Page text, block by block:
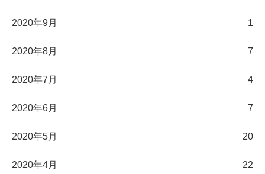
2020年9月 1
2020年8月 7
2020年7月 4
2020年6月 7
2020年5月 20
2020年4月 22